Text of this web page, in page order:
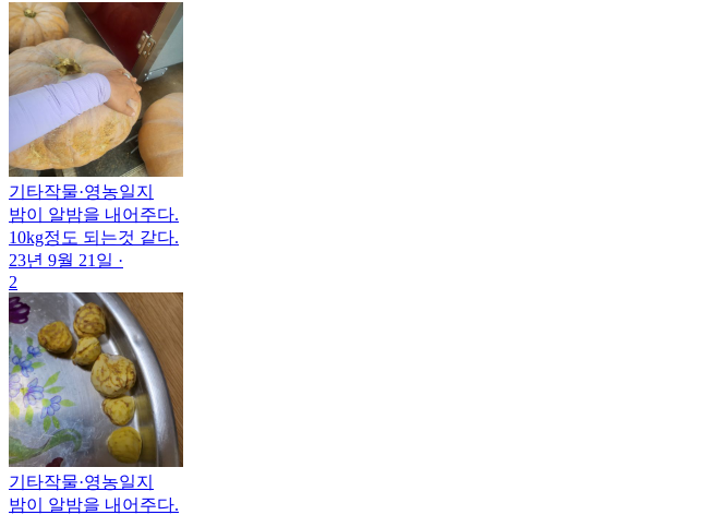
기타작물·영농일지
밤이 알밤을 내어주다.
10kg정도 되는것 같다.
23년 9월 21일 ·
2
기타작물·영농일지
밤이 알밤을 내어주다.